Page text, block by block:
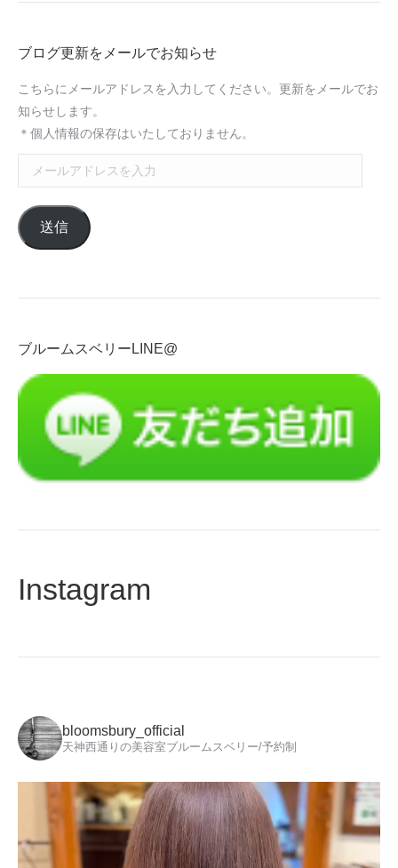
ブログ更新をメールでお知らせ
こちらにメールアドレスを入力してください。更新をメールでお
知らせします。
＊個人情報の保存はいたしておりません。
ー
ル
ア
ス
入
送信
ブルームスベリーLINE@
Instagram
bloomsbury_official
天神西通りの美容室ブルームスベリー/予約制